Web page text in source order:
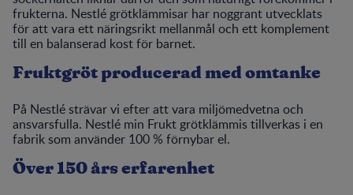
frukterna. Nestlé grötklämmisar har noggrant utvecklats
för att vara ett näringsrikt mellanmål och ett komplement
till en balanserad kost för barnet.
Fruktgröt producerad med omtanke
På Nestlé strävar vi efter att vara miljömedvetna och
ansvarsfulla. Nestlé min Frukt grötklämmis tillverkas i en
fabrik som använder 100 % förnybar el.
Över 150 års erfarenhet